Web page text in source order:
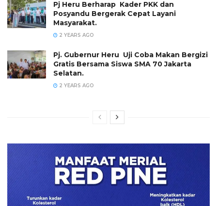
Pj Heru Berharap Kader PKK dan
Posyandu Bergerak Cepat Layani
Masyarakat.
2 YEARS AGO
Pj. Gubernur Heru Uji Coba Makan Bergizi
Gratis Bersama Siswa SMA 70 Jakarta
Selatan.
2 YEARS AGO